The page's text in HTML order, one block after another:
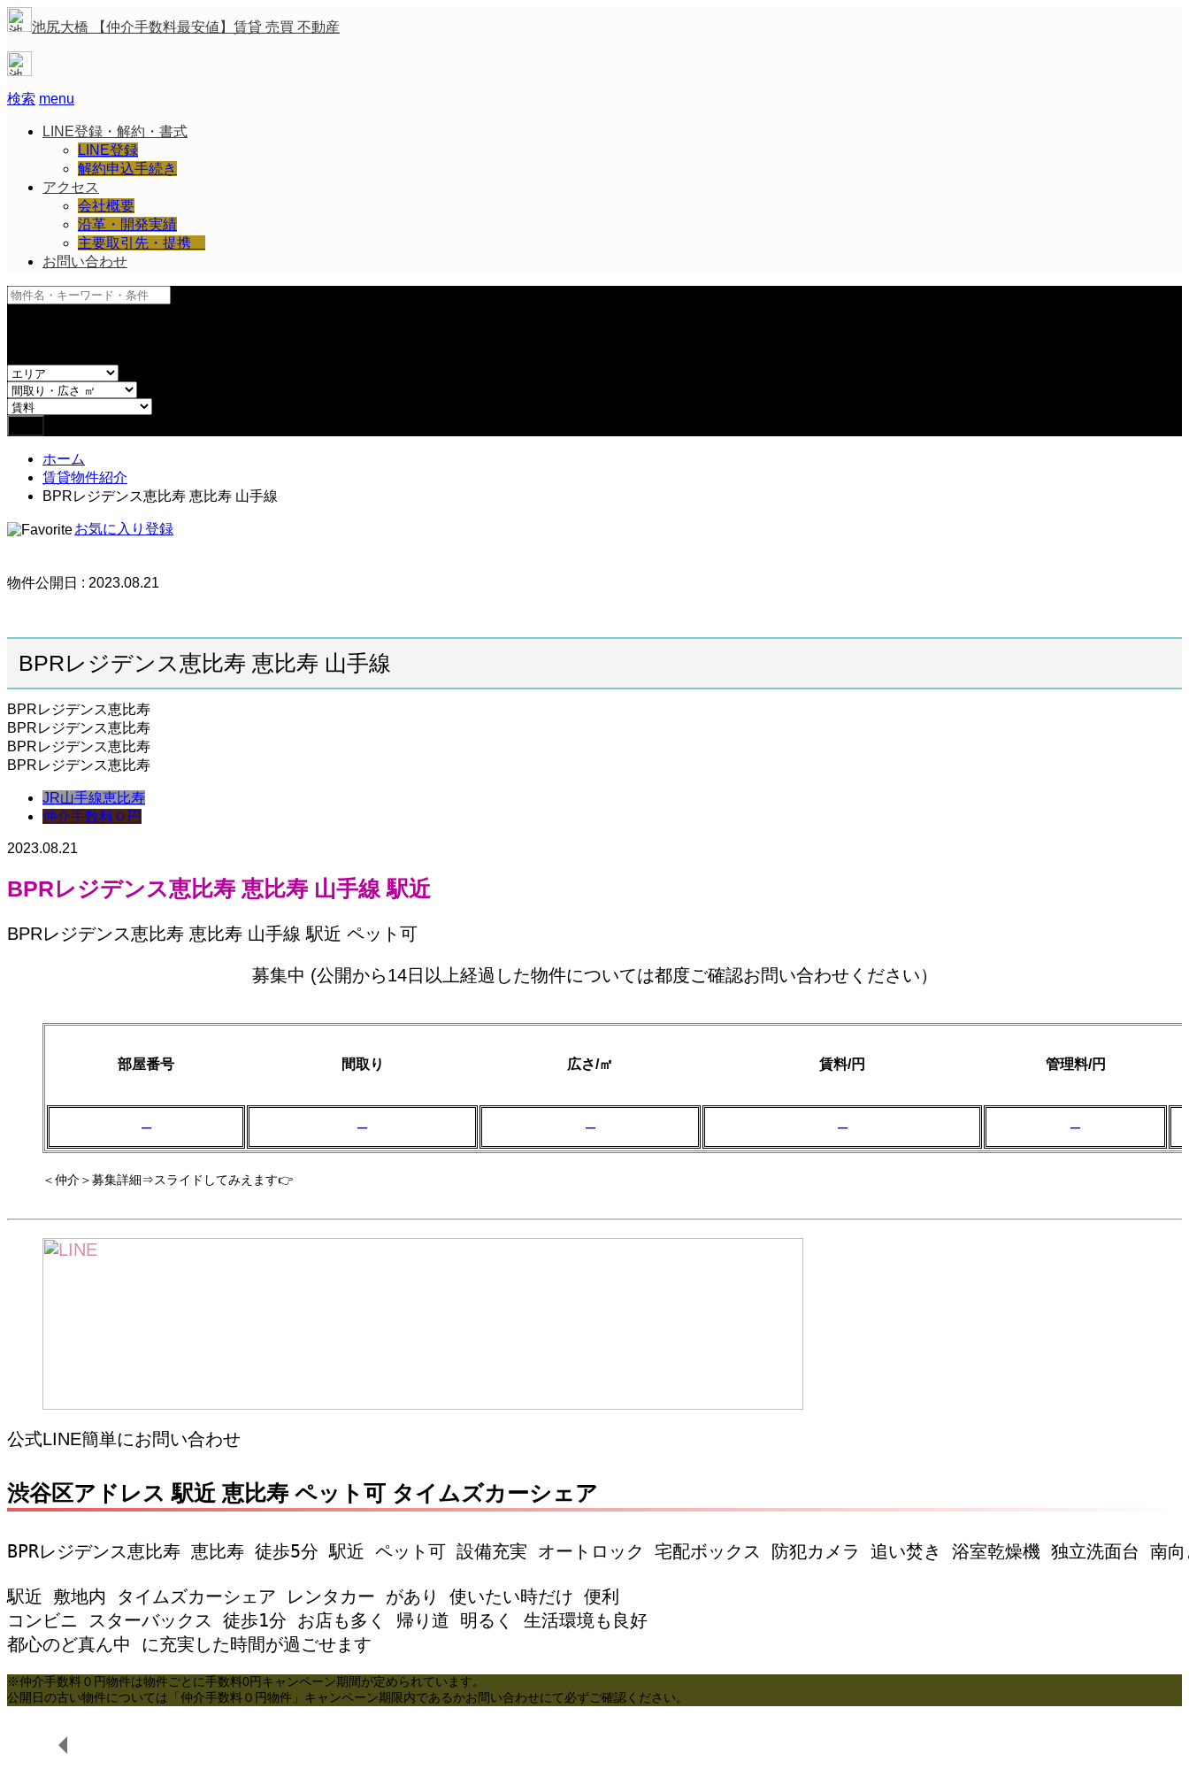
池尻大橋 【仲介手数料最安値】賃貸 売買 不動産
検索 menu
LINE登録・解約・書式
LINE登録
解約申込手続き
アクセス
会社概要
沿革・開発実績
主要取引先・提携
お問い合わせ
ホーム
賃貸物件紹介
BPRレジデンス恵比寿 恵比寿 山手線
お気に入り登録
物件公開日 : 2023.08.21
BPRレジデンス恵比寿 恵比寿 山手線
BPRレジデンス恵比寿
BPRレジデンス恵比寿
BPRレジデンス恵比寿
BPRレジデンス恵比寿
JR山手線恵比寿
仲介手数料０円
2023.08.21
BPRレジデンス恵比寿 恵比寿 山手線 駅近
BPRレジデンス恵比寿 恵比寿 山手線 駅近 ペット可
募集中 (公開から14日以上経過した物件については都度ご確認お問い合わせください）
部屋番号 間取り 広さ/㎡ 賃料/円 管理料/円
– – – – –
＜仲介＞募集詳細⇒スライドしてみえます👉
公式LINE簡単にお問い合わせ
渋谷区アドレス 駅近 恵比寿 ペット可 タイムズカーシェア
BPRレジデンス恵比寿 恵比寿 徒歩5分 駅近 ペット可 設備充実 オートロック 宅配ボックス 防犯カメラ 追い焚き 浴室乾燥機 独立洗面台 南向
駅近 敷地内 タイムズカーシェア レンタカー があり 使いたい時だけ 便利
コンビニ スターバックス 徒歩1分 お店も多く 帰り道 明るく 生活環境も良好
都心のど真ん中 に充実した時間が過ごせます
※仲介手数料０円物件は物件ごとに手数料0円キャンペーン期間が定められています。
公開日の古い物件については「仲介手数料０円物件」キャンペーン期限内であるかお問い合わせにて必ずご確認ください。